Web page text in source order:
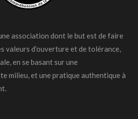
association dont le but est de faire
valeurs d’ouverture et de tolérance,
en se basant sur une
milieu, et une pratique authentique à